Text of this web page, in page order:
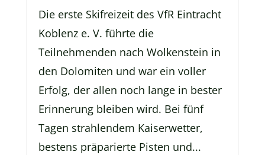
Die erste Skifreizeit des VfR Eintracht
Koblenz e. V. führte die
Teilnehmenden nach Wolkenstein in
den Dolomiten und war ein voller
Erfolg, der allen noch lange in bester
Erinnerung bleiben wird. Bei fünf
Tagen strahlendem Kaiserwetter,
bestens präparierte Pisten und...